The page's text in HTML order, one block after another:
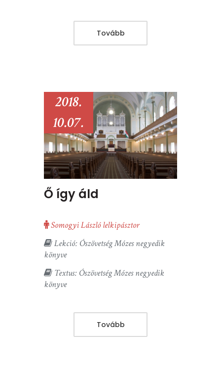
Tovább
Ő így áld
2018.
10.07.
Somogyi László lelkipásztor
Lekció: Ószövetség Mózes negyedik
könyve
Textus: Ószövetség Mózes negyedik
könyve
Tovább